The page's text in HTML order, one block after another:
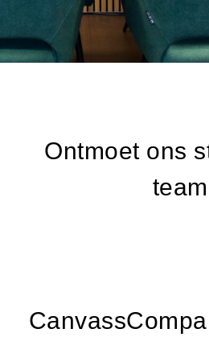
Ontmoet ons
team